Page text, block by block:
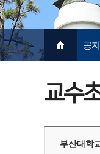
공
교수
부산대학